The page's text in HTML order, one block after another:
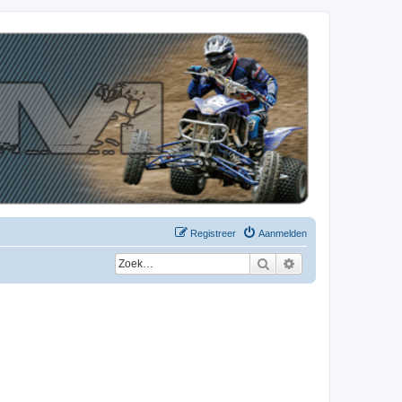
Aanmelden
Registreer
Zoek